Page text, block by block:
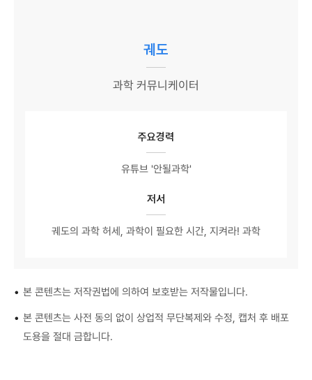
궤도
과학 커뮤니케이터
주요경력
유튜브 '안될과학'
저서
궤도의 과학 허세, 과학이 필요한 시간, 지켜라! 과학
• 본 콘텐츠는 저작권법에 의하여 보호받는 저작물입니다.
• 본 콘텐츠는 사전 동의 없이 상업적 무단복제와 수정, 캡처 후 배포
도용을 절대 금합니다.